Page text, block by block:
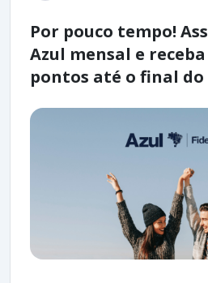
Por pouco tempo!
Azul mensal e
pontos até o final do